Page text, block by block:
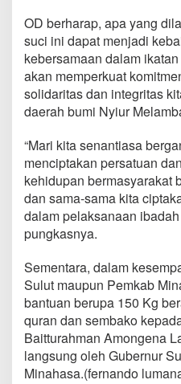
OD berharap, apa yang
suci ini dapat menjadi
kebersamaan dalam
akan memperkuat
solidaritas dan integritas
daerah bumi Nyiur
“Mari kita senantiasa
menciptakan persatuan
kehidupan bermasyarakat
dan sama-sama kita
dalam pelaksanaan
pungkasnya.
Sementara, dalam
Sulut maupun Pemkab
bantuan berupa 150 Kg
quran dan sembako
Baitturahman Amongena
langsung oleh Gubernur
Minahasa.(fernando